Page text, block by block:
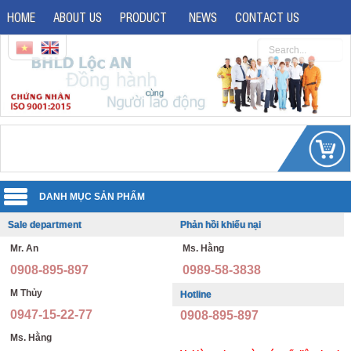
HOME ABOUT US PRODUCT NEWS CONTACT US
Uniforms
Office uniforms
Security uniforms
Safety shoes
Imported safety shoes
Sale department
Mr. An
0908-895-897
M Thủy
0947-15-22-77
Ms. Hằng
Phản hồi khiếu nại
Ms. Hằng
0989-58-3838
Hotline
0908-895-897